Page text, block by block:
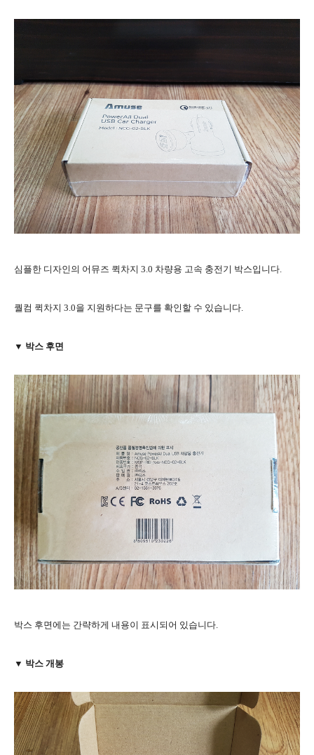
심플한 디자인의 어뮤즈 퀵차지 3.0 차량용 고속 충전기 박스입니다.
퀄컴 퀵차지 3.0을 지원하다는 문구를 확인할 수 있습니다.
▼ 박스 후면
박스 후면에는 간략하게 내용이 표시되어 있습니다.
▼ 박스 개봉